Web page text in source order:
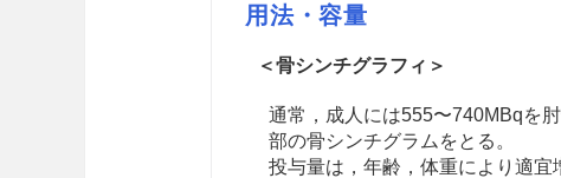
用法・容量
＜骨シンチグラフィ＞
通常，成人には555〜740MBqを
部の骨シンチグラムをとる。
投与量は，年齢，体重により適宜